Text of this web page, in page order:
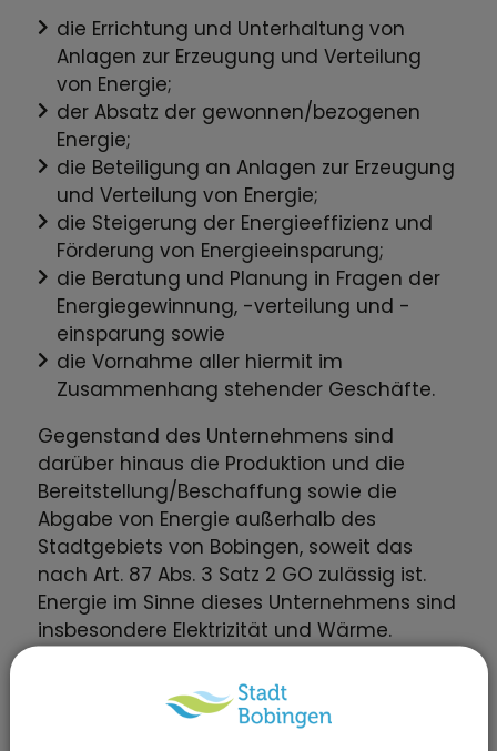
die Errichtung und Unterhaltung von
Anlagen zur Erzeugung und Verteilung
von Energie;
der Absatz der gewonnen/bezogenen
Energie;
die Beteiligung an Anlagen zur Erzeugung
und Verteilung von Energie;
die Steigerung der Energieeffizienz und
Förderung von Energieeinsparung;
die Beratung und Planung in Fragen der
Energiegewinnung, -verteilung und -
einsparung sowie
die Vornahme aller hiermit im
Zusammenhang stehender Geschäfte.
Gegenstand des Unternehmens sind
darüber hinaus die Produktion und die
Bereitstellung/Beschaffung sowie die
Abgabe von Energie außerhalb des
Stadtgebiets von Bobingen, soweit das
nach Art. 87 Abs. 3 Satz 2 GO zulässig ist.
Energie im Sinne dieses Unternehmens sind
insbesondere Elektrizität und Wärme.
Geschäftsführung